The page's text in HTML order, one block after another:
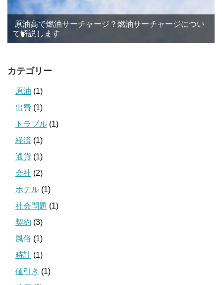
原油高で燃油サーチャージ？燃油サーチャージについ
て解説します
カテゴリー
原油 (1)
出費 (1)
トラブル (1)
経済 (1)
通貨 (1)
会社 (2)
ホテル (1)
社会問題 (1)
契約 (3)
風俗 (1)
時計 (1)
値引き (1)